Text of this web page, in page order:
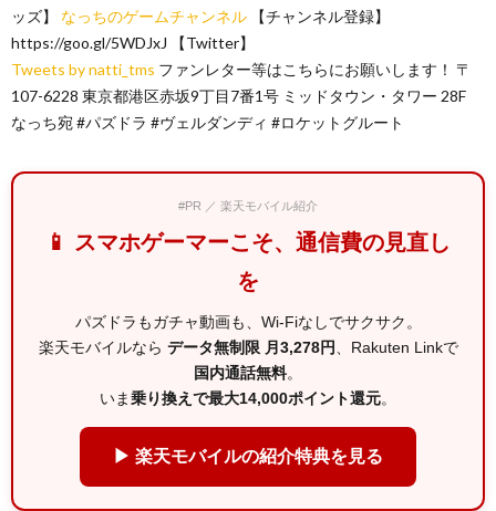
ッズ】 なっちのゲームチャンネル 【チャンネル登録】
https://goo.gl/5WDJxJ 【Twitter】
Tweets by natti_tms ファンレター等はこちらにお願いします！ 〒
107-6228 東京都港区赤坂9丁目7番1号 ミッドタウン・タワー 28F
なっち宛 #パズドラ #ヴェルダンディ #ロケットグルート
#PR ／ 楽天モバイル紹介
📱 スマホゲーマーこそ、通信費の見直し
を
パズドラもガチャ動画も、Wi-Fiなしでサクサク。
楽天モバイルなら データ無制限 月3,278円 、Rakuten Linkで
国内通話無料。
いま乗り換えで最大14,000ポイント還元。
▶ 楽天モバイルの紹介特典を見る